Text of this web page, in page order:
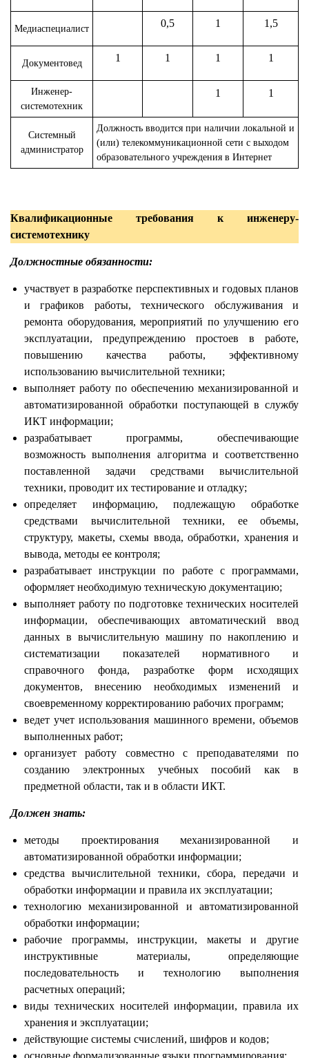
Медиаспециалист 0,5 1 1,5
Документовед 1 1 1 1
Инженер-
системотехник
1 1
Системный
администратор
Должность вводится при наличии локальной и
(или) телекоммуникационной сети с выходом
образовательного учреждения в Интернет
Квалификационные требования к инженеру-
системотехнику
Должностные обязанности:
участвует в разработке перспективных и годовых планов
и графиков работы, технического обслуживания и
ремонта оборудования, мероприятий по улучшению его
эксплуатации, предупреждению простоев в работе,
повышению качества работы, эффективному
использованию вычислительной техники;
выполняет работу по обеспечению механизированной и
автоматизированной обработки поступающей в службу
ИКТ информации;
разрабатывает программы, обеспечивающие
возможность выполнения алгоритма и соответственно
поставленной задачи средствами вычислительной
техники, проводит их тестирование и отладку;
определяет информацию, подлежащую обработке
средствами вычислительной техники, ее объемы,
структуру, макеты, схемы ввода, обработки, хранения и
вывода, методы ее контроля;
разрабатывает инструкции по работе с программами,
оформляет необходимую техническую документацию;
выполняет работу по подготовке технических носителей
информации, обеспечивающих автоматический ввод
данных в вычислительную машину по накоплению и
систематизации показателей нормативного и
справочного фонда, разработке форм исходящих
документов, внесению необходимых изменений и
своевременному корректированию рабочих программ;
ведет учет использования машинного времени, объемов
выполненных работ;
организует работу совместно с преподавателями по
созданию электронных учебных пособий как в
предметной области, так и в области ИКТ.
Должен знать:
методы проектирования механизированной и
автоматизированной обработки информации;
средства вычислительной техники, сбора, передачи и
обработки информации и правила их эксплуатации;
технологию механизированной и автоматизированной
обработки информации;
рабочие программы, инструкции, макеты и другие
инструктивные материалы, определяющие
последовательность и технологию выполнения
расчетных операций;
виды технических носителей информации, правила их
хранения и эксплуатации;
действующие системы счислений, шифров и кодов;
основные формализованные языки программирования;